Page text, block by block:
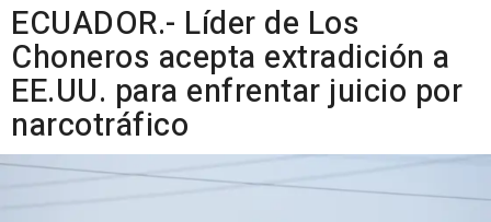
ECUADOR.- Líder de Los
Choneros acepta extradición a
EE.UU. para enfrentar juicio por
narcotráfico